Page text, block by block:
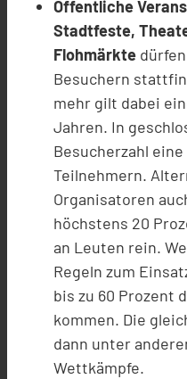
Öffentliche
Stadtfeste,
Flohmärkte
Besuchern
mehr gilt dabei
Jahren. In
Besucherzahl
Teilnehmern.
Organisatoren
höchstens 20
an Leuten rein.
Regeln zum
bis zu 60 Prozent
kommen. Die
dann unter
Wettkämpfe.